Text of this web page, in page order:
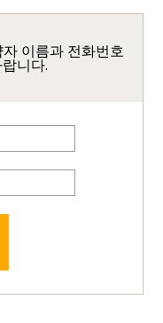
이름과 전화번호
니다.